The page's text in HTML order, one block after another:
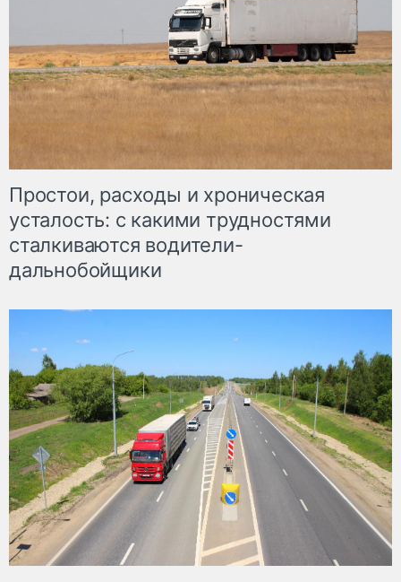
Простои, расходы и хроническая
усталость: с какими трудностями
сталкиваются водители-
дальнобойщики